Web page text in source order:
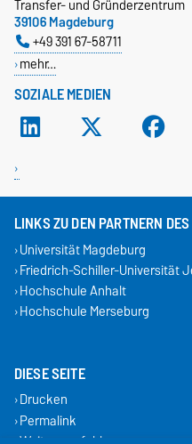
SOZIALE MEDIEN
Transfer- und Gründerzentrum
39106 Magdeburg
+49 391 67-58711
mehr…
LINKS ZU DEN PARTNERN
Universität Magdeburg
Friedrich-Schiller-Universität
Hochschule Anhalt
Hochschule Merseburg
DIESE SEITE
Drucken
Permalink